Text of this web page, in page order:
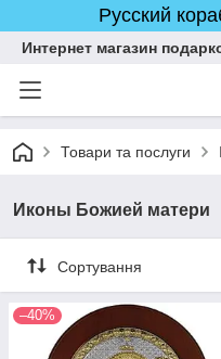
Русский
Интернет магазин
Товари та послуги
Иконы Божией матери
Сортування
–40%